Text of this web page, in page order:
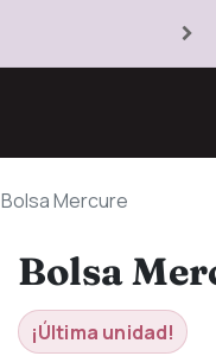
Bolsa Mercure
Bolsa
¡Última unidad!